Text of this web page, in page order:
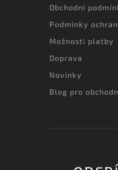
Obchodní
Podmínky
Možnosti platby
Doprava
Novinky
Blog pro